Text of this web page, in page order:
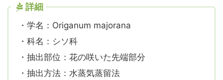
詳細
・学名：Origanum majorana
・科名：シソ科
・抽出部位：花の咲いた先端部分
・抽出方法：水蒸気蒸留法